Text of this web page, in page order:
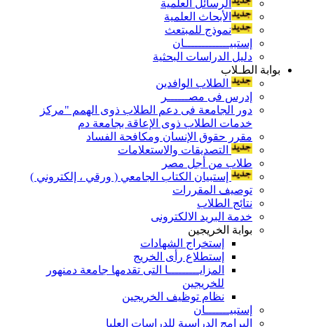
الرسائل العلمية
الأبحاث العلمية
نموذج للمبتعث
إستبيـــــــــــــان
دليل الدراسات البحثية
بوابة الطـلاب
الطلاب الوافدين
إدرس فى مصــــــر
دور الجامعة فى دعم الطلاب ذوى الهمم "مركز
خدمات الطلاب ذوى الإعاقة بجامعة دم
مقرر حقوق الإنسان ومكافحة الفساد
التصديقات والاستعلامات
طلاب من أجل مصر
إستبيان الكتاب الجامعي ( ورقي ، إلكتروني )
توصيف المقررات
نتائج الطلاب
خدمة البريد الالكترونى
بوابة الخريجين
إستخراج الشهادات
إستطلاع رأى الخريج
المزايـــــــــا التى تقدمها جامعة دمنهور
للخريجين
نظام توظيف الخريجين
إستبيـــــــان
البرامج الدراسية للدراسات العليا